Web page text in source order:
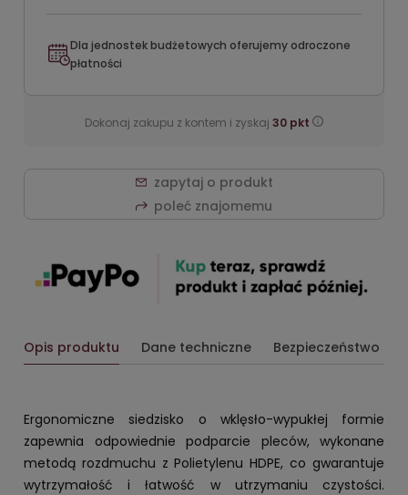
Dla jednostek budżetowych oferujemy odroczone
płatności
Dokonaj zakupu z kontem i zyskaj 30 pkt
zapytaj o produkt
poleć znajomemu
Opis produktu Dane techniczne Bezpieczeństwo
Ergonomiczne siedzisko o wklęsło-wypukłej formie
zapewnia odpowiednie podparcie pleców, wykonane
metodą rozdmuchu z Polietylenu HDPE, co gwarantuje
wytrzymałość i łatwość w utrzymaniu czystości.